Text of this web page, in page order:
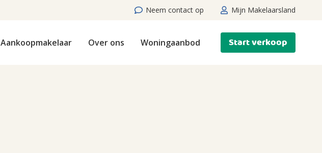
Neem contact op Mijn Makelaarsland
Aankoopmakelaar Over ons Woningaanbod Start verkoop